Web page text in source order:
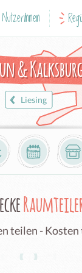
&
Liesing
teilen - Kosten